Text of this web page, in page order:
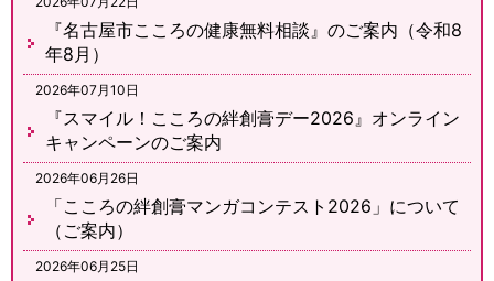
『名古屋市こころの健康無料相談』のご案内（令和8
年8月）
2026年07月10日
『スマイル！こころの絆創膏デー2026』オンライン
キャンペーンのご案内
2026年06月26日
「こころの絆創膏マンガコンテスト2026」について
（ご案内）
2026年06月25日